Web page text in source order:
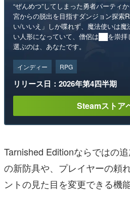
“ぜんめつ”してしまった勇者パーティ
宮からの脱出を目指すダンジョン探索
い/いいえ」しか喋れず、魔法使いは
い人形になっていて、僧侶は██を崇
選ぶのは、あなたです。
インディー RPG
リリース日：2026年第4四半期
Steamストア
Tarnished Editionならではの
の新防具や、プレイヤーの頼
ントの見た目を変更できる機